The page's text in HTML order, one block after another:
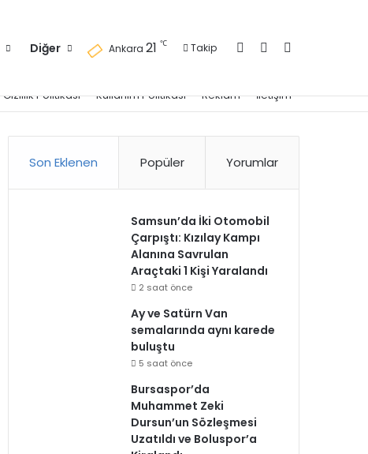
Diğer Ankara 21 ℃ Takip Kayıt OlKenar Bölmesi
Gizlilik Politikası Kullanım Politikası Reklam İletişim
Son Eklenen Popüler Yorumlar
Samsun’da İki Otomobil
Çarpıştı: Kızılay Kampı
Alanına Savrulan
Araçtaki 1 Kişi Yaralandı
2 saat önce
Ay ve Satürn Van
semalarında aynı karede
buluştu
5 saat önce
Bursaspor’da
Muhammet Zeki
Dursun’un Sözleşmesi
Uzatıldı ve Boluspor’a